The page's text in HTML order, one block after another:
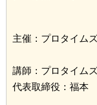
主催：プロタイム
講師：プロタイム
代表取締役：福本